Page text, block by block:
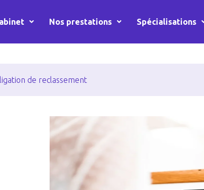
Nos prestations Spécialisations
de reclassement